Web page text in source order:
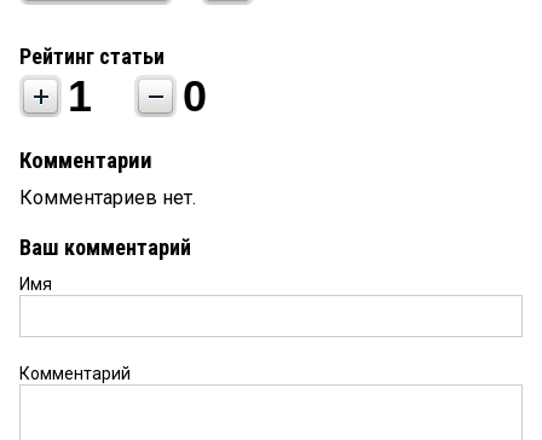
Рейтинг статьи
1 0
Комментарии
Комментариев нет.
Ваш комментарий
Имя
Комментарий